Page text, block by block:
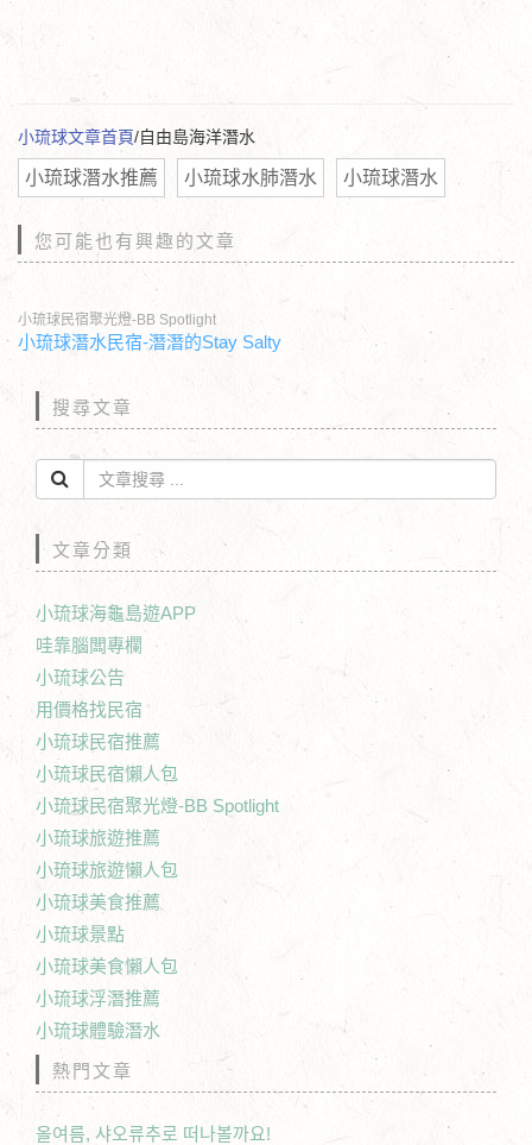
小琉球文章首頁/自由島海洋潛水
小琉球潛水推薦 小琉球水肺潛水 小琉球潛水
您可能也有興趣的文章
小琉球民宿聚光燈-BB Spotlight
小琉球潛水民宿-潛潛的Stay Salty
搜尋文章
文章分類
小琉球海龜島遊APP
哇靠腦闆專欄
小琉球公告
用價格找民宿
小琉球民宿推薦
小琉球民宿懶人包
小琉球民宿聚光燈-BB Spotlight
小琉球旅遊推薦
小琉球旅遊懶人包
小琉球美食推薦
小琉球景點
小琉球美食懶人包
小琉球浮潛推薦
小琉球體驗潛水
熱門文章
올여름, 샤오류추로 떠나볼까요!